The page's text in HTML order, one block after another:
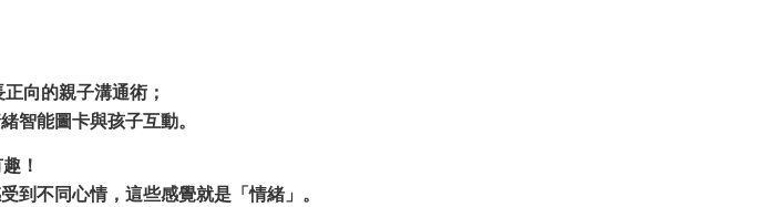
向的親子溝通術；
智能圖卡與孩子互動。
！
不同心情，這些感覺就是「情緒」。